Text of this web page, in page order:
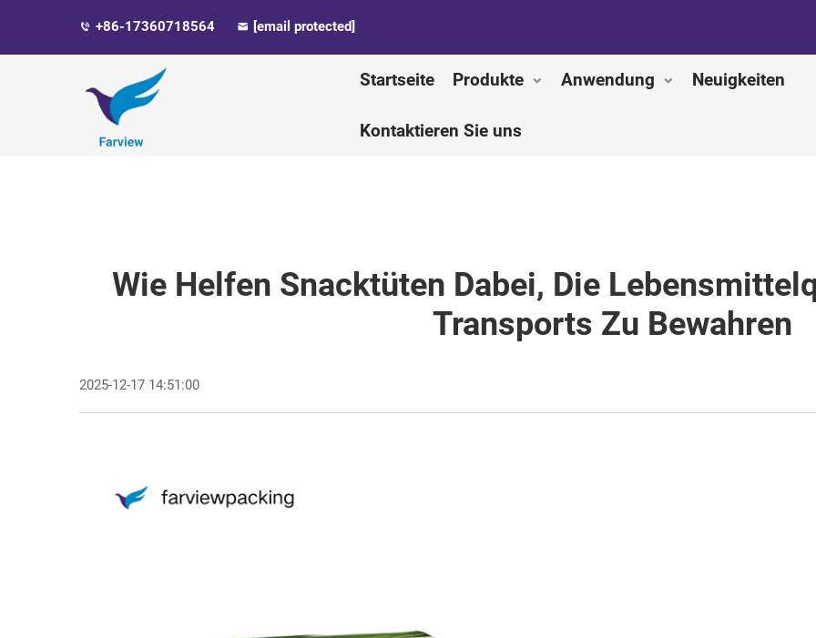
+86-17360718564 [email protected]
Startseite Produkte Anwendung Neuigkeiten
Kontaktieren Sie uns
Wie Helfen Snacktüten Dabei, Die
Transports Zu Bewahren
2025-12-17 14:51:00